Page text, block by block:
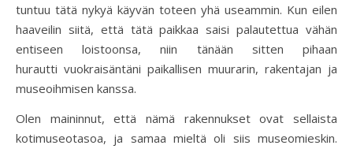
tuntuu tätä nykyä käyvän toteen yhä useammin. Kun eilen
haaveilin siitä, että tätä paikkaa saisi palautettua vähän
entiseen loistoonsa, niin tänään sitten pihaan
hurautti vuokraisäntäni paikallisen muurarin, rakentajan ja
museoihmisen kanssa.
Olen maininnut, että nämä rakennukset ovat sellaista
kotimuseotasoa, ja samaa mieltä oli siis museomieskin.